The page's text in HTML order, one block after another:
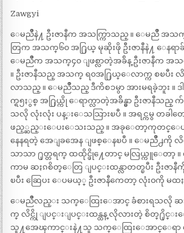
Zawgyi
ေမညိဳနဲ႔ ဦးဇာနီက အသက္ကြာသည္ ။ ေမညိဳ အသက္
တြက အသက္၆၀ အ႐ြယ္ မုဆိုးဖို ဦးဇာနီနဲ႔ ေနရ
ေမညိဳက အသက္၄၀ ျဖစ္လာတဲ့အခ်ိန္ ဦးဇာနီက အသ
။ ဦးဇာနီသည္ အသက္ ရ၀အ႐ြယ္ေလာက္က စၿပီး လိ
လာသည္ ။ ေမညိဳသည္ ဒီကိစၥမွာ အားမရခဲ့ဘူး
က္ရ၅ႏွစ္ အ႐ြယ္ကို ေရာက္လာတဲ့အခ်ိန္မွာ ဦးဇာနီသည္
သလို လုံးလုံး ပန္းေသသြားၿပီ ။ အရင္ကမွ တခါ
ဖည့္ဆည္းေပးေသးသည္ ။ အခုေတာ့ကုတင္ေပ
နေနရတဲ့ အေျခအေန ျဖစ္ေနၿပီ ။ ေမညိဳ႕ကို လိ
သာသာ ႐ုတ္တရက္ ထထိုင္ဖို႔ေတာင္ မလြယ္ကူေတာ့
ကာမ ဆႏၵစိတ္ေတြ ျပင္းထန္လာတတ္ၿပီး ဦးဇာနီ
ၿပီး ဆြေပး ေပမယ့္ ဦးဇာနီကေတာ့ လုံး၀ကို မထ
ေမညိဳလည္း သက္ေထြးေအာင္ ခံစားရသလို ဆႏၵ
က္ လိင္ကို ျပင္းျပင္းထန္ထန္ လိုလားတဲ့ စိတ္႐ိုင္းေ
သူ႔အေၾကာင္းနဲ႔သူ သက္ေထြးေအာင္ေရာ ေ